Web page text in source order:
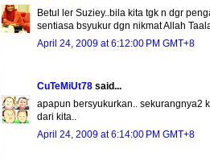
Betul ler Suziey..bila kita tgk n dgr
sentiasa bsyukur dgn nikmat Allah
April 24, 2009 at 6:12:00 PM GMT+8
CuTeMiUt78 said...
apapun bersyukurkan.. sekurangnya2
dari kita..
April 24, 2009 at 6:14:00 PM GMT+8